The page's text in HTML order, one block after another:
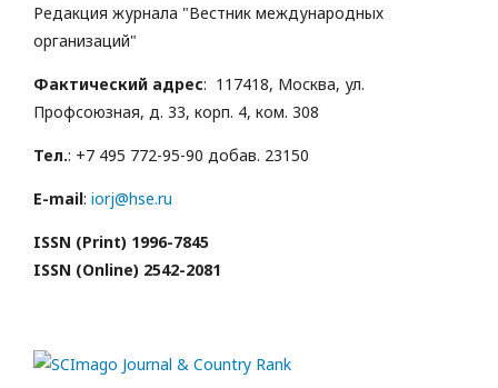
Редакция журнала "Вестник международных
организаций"
Фактический адрес: 117418, Москва, ул.
Профсоюзная, д. 33, корп. 4, ком. 308
Тел.: +7 495 772-95-90 добав. 23150
E-mail: iorj@hse.ru
ISSN (Print) 1996-7845
ISSN (Online) 2542-2081